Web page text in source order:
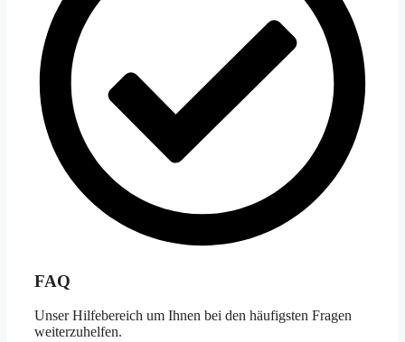
FAQ
Unser Hilfebereich um Ihnen bei den häufigsten Fragen
weiterzuhelfen.